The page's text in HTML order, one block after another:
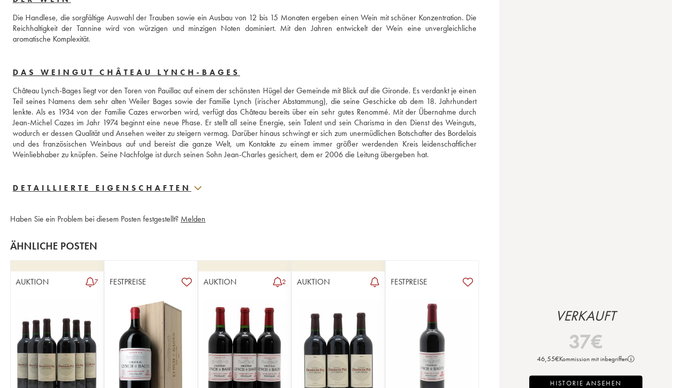
Die Handlese, die sorgfältige Auswahl der Trauben sowie ein Ausbau von 12 bis 15 Monaten ergeben einen Wein mit schöner Konzentration. Die
Reichhaltigkeit der Tannine wird von würzigen und minzigen Noten dominiert. Mit den Jahren entwickelt der Wein eine unvergleichliche
aromatische Komplexität.
DAS WEINGUT CHÂTEAU LYNCH-BAGES
Château Lynch-Bages liegt vor den Toren von Pauillac auf einem der schönsten Hügel der Gemeinde mit Blick auf die Gironde. Es verdankt je einen
Teil seines Namens dem sehr alten Weiler Bages sowie der Familie Lynch (irischer Abstammung), die seine Geschicke ab dem 18. Jahrhundert
lenkte. Als es 1934 von der Familie Cazes erworben wird, verfügt das Château bereits über ein sehr gutes Renommé. Mit der Übernahme durch
Jean-Michel Cazes im Jahr 1974 beginnt eine neue Phase. Er stellt all seine Energie, sein Talent und sein Charisma in den Dienst des Weinguts,
wodurch er dessen Qualität und Ansehen weiter zu steigern vermag. Darüber hinaus schwingt er sich zum unermüdlichen Botschafter des Bordelais
und des französischen Weinbaus auf und bereist die ganze Welt, um Kontakte zu einem immer größer werdenden Kreis leidenschaftlicher
Weinliebhaber zu knüpfen. Seine Nachfolge ist durch seinen Sohn Jean-Charles gesichert, dem er 2006 die Leitung übergeben hat.
DETAILLIERTE EIGENSCHAFTEN
Haben Sie ein Problem bei diesem Posten festgestellt? Melden
ÄHNLICHE POSTEN
AUKTION 7 FESTPREISE AUKTION 2 AUKTION FESTPREISE
VERKAUFT
37€
46,55€Kommission mit inbegriffen
HISTORIE ANSEHEN